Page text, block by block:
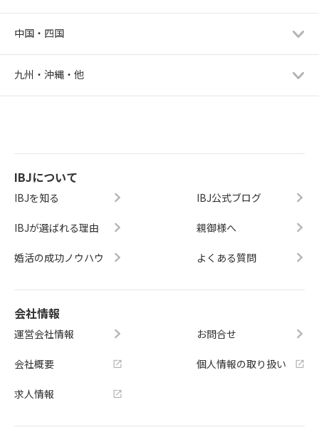
中国・四国
九州・沖縄・他
IBJについて
IBJを知る
IBJが選ばれる理由
婚活の成功ノウハウ
IBJ公式ブログ
親御様へ
よくある質問
会社情報
運営会社情報
会社概要
求人情報
お問合せ
個人情報の取り扱い